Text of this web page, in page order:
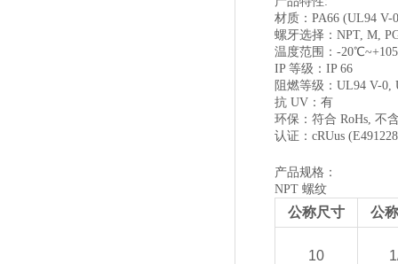
材质：PA66 (UL94 V-
螺牙选择：NPT, M,
温度范围：-
IP 等级：IP 66
阻燃等级：UL94 V-0,
抗 UV：有
环保：符合 RoHs, 不
认证：cRUus
产品规格：
NPT 螺纹
公称尺寸 公
10